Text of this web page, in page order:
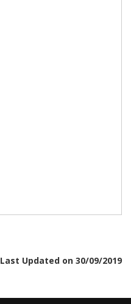
Last Updated on 30/09/2019